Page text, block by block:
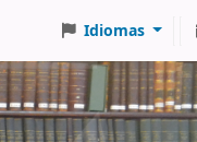
Idiomas